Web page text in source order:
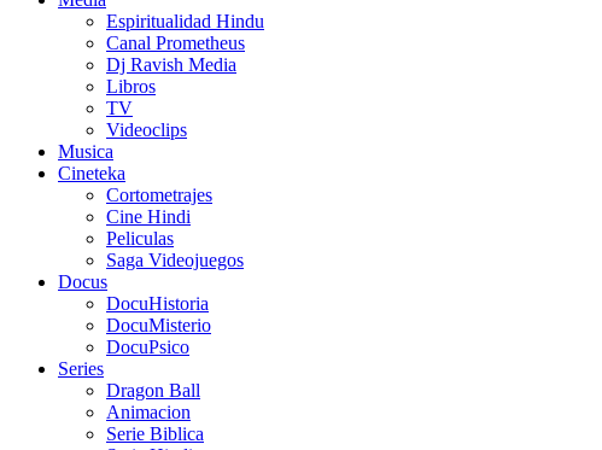
Espiritualidad Hindu
Canal Prometheus
Dj Ravish Media
Libros
TV
Videoclips
Musica
Cineteka
Cortometrajes
Cine Hindi
Peliculas
Saga Videojuegos
Docus
DocuHistoria
DocuMisterio
DocuPsico
Series
Dragon Ball
Animacion
Serie Biblica